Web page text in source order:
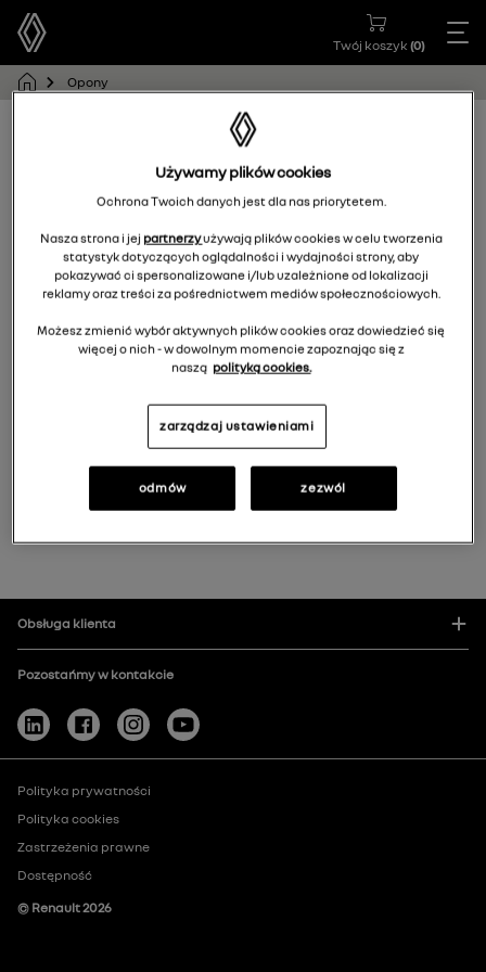
Twój koszyk (0)
Opony
Aby przeglądać listę opon, wybierz model
samochodu
RENAULT 5
Zmień
Filtruj
Obsługa klienta
Pozostańmy w kontakcie
Polityka prywatności
Polityka cookies
Zastrzeżenia prawne
Dostępność
© Renault2026
Używamy plików cookies
Ochrona Twoich danych jest dla nas priorytetem.
Nasza strona i jej partnerzyużywają plików cookies w celu tworzenia
statystyk dotyczących oglądalności i wydajności strony, aby
pokazywać ci spersonalizowane i/lub uzależnione od lokalizacji
reklamy oraz treści za pośrednictwem mediów społecznościowych.
Możesz zmienić wybór aktywnych plików cookies oraz dowiedzieć się
więcej o nich - w dowolnym momencie zapoznając się z
naszą polityką cookies.
zarządzaj ustawieniami
odmów zezwól